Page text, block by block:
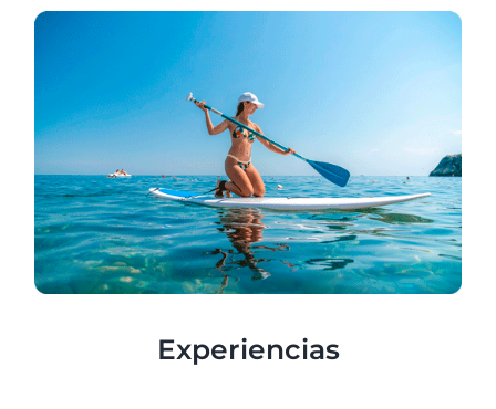
Experiencias